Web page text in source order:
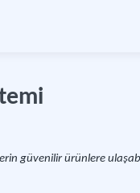
güvenilir ürünlere